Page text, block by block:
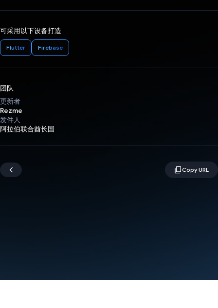
可采用以下设备打造
Flutter Firebase
团队
更新者
Rezme
发件人
阿拉伯联合酋长国